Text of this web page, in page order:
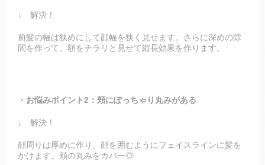
↓ 解決！
前髪の幅は狭めにして顔幅を狭く見せます。さらに深めの隙
間を作って、額をチラリと見せて縦長効果を作ります。
・お悩みポイント2：頬にぽっちゃり丸みがある
↓ 解決！
顔周りは厚めに作り、顔を囲むようにフェイスラインに髪を
かけます。頬の丸みをカバー◎